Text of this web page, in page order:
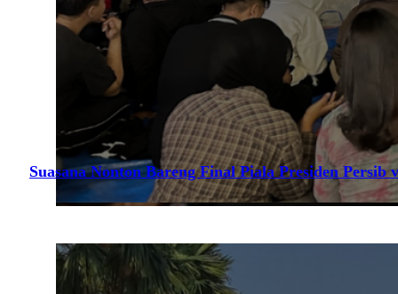
Suasana Nonton Bareng Final Piala Presiden Persib